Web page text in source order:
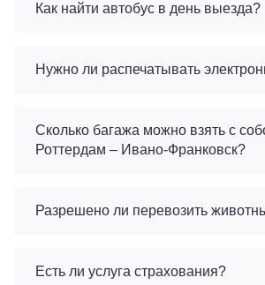
Как найти автобус в день выезда?
Нужно ли распечатывать
Сколько багажа можно взять с
Роттердам – Ивано-Франковск?
Разрешено ли перевозить
Есть ли услуга страхования?